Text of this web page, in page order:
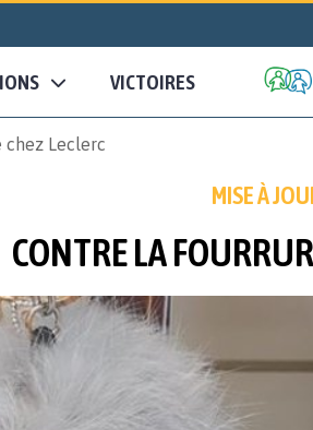
VICTOIRES
Leclerc
MISE À
CONTRE LA